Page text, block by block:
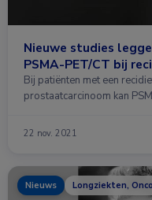
Nieuwe studies
PSMA-PET/CT bij
Bij patiënten met een
prostaatcarcinoom kan
22 nov. 2021
Nieuws Longziekten,